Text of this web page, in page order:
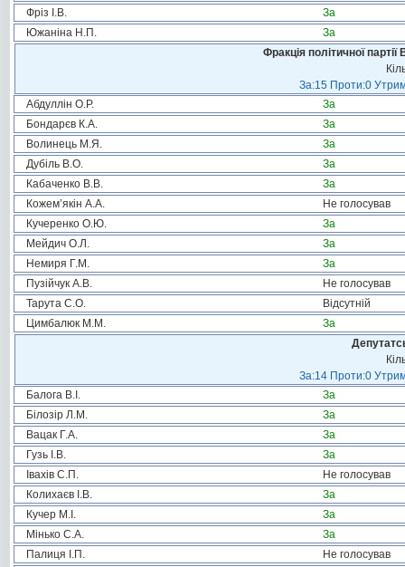
Фріз І.В.
За
Южаніна Н.П.
За
Фракція політичної
За:15 Проти:0
Абдуллін О.Р.
За
Бондарєв К.А.
За
Волинець М.Я.
За
Дубіль В.О.
За
Кабаченко В.В.
За
Кожем’якін А.А.
Не голосував
Кучеренко О.Ю.
За
Мейдич О.Л.
За
Немиря Г.М.
За
Пузійчук А.В.
Не голосував
Тарута С.О.
Відсутній
Цимбалюк М.М.
За
За:14 Проти:0
Балога В.І.
За
Білозір Л.М.
За
Вацак Г.А.
За
Гузь І.В.
За
Івахів С.П.
Не голосував
Колихаєв І.В.
За
Кучер М.І.
За
Мінько С.А.
За
Палиця І.П.
Не голосував